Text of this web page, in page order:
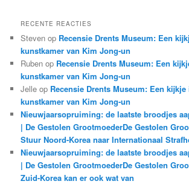
RECENTE REACTIES
Steven op Recensie Drents Museum: Een
kunstkamer van Kim Jong-un
Ruben op Recensie Drents Museum: Een
kunstkamer van Kim Jong-un
Jelle op Recensie Drents Museum: Een kijkje
kunstkamer van Kim Jong-un
Nieuwjaarsopruiming: de laatste broodjes
| De Gestolen GrootmoederDe Gestolen
Stuur Noord-Korea naar Internationaal
Nieuwjaarsopruiming: de laatste broodjes
| De Gestolen GrootmoederDe Gestolen
Zuid-Korea kan er ook wat van